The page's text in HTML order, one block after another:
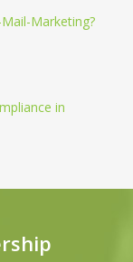
Marketing?
in